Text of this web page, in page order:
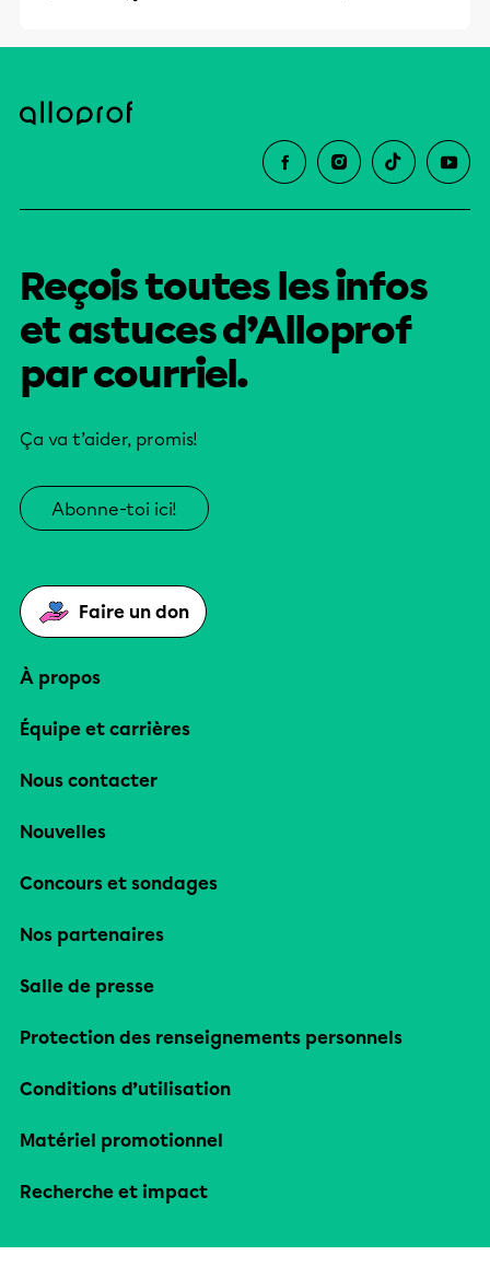
Reçois toutes les infos
et astuces d’Alloprof
par courriel.
Ça va t’aider, promis!
Abonne-toi ici!
Faire un don
À propos
Équipe et carrières
Nous contacter
Nouvelles
Concours et sondages
Nos partenaires
Salle de presse
Protection des renseignements personnels
Conditions d’utilisation
Matériel promotionnel
Recherche et impact